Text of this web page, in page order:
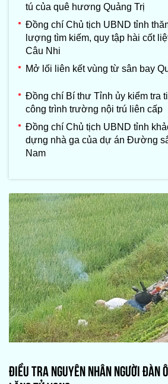
tú của quê hương Quảng Trị
Đồng chí Chủ tịch UBND tỉnh
lượng tìm kiếm, quy tập hài cốt
Câu Nhi
Mở lối liên kết vùng từ sân bay
Đồng chí Bí thư Tỉnh ủy kiểm tra
công trình trường nội trú liên cấp
Đồng chí Chủ tịch UBND tỉnh
dựng nhà ga của dự án Đường
Nam
ĐIỀU TRA NGUYÊN NHÂN NGƯỜI ĐÀN